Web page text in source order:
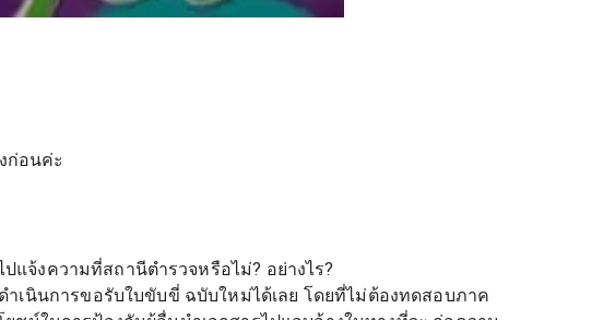
ก่อนค่ะ
จ้งความที่สถานีตำรวจหรือไม่? อย่างไร?
เนินการขอรับใบขับขี่ ฉบับใหม่ได้เลย โดยที่ไม่ต้องทดสอบภาค